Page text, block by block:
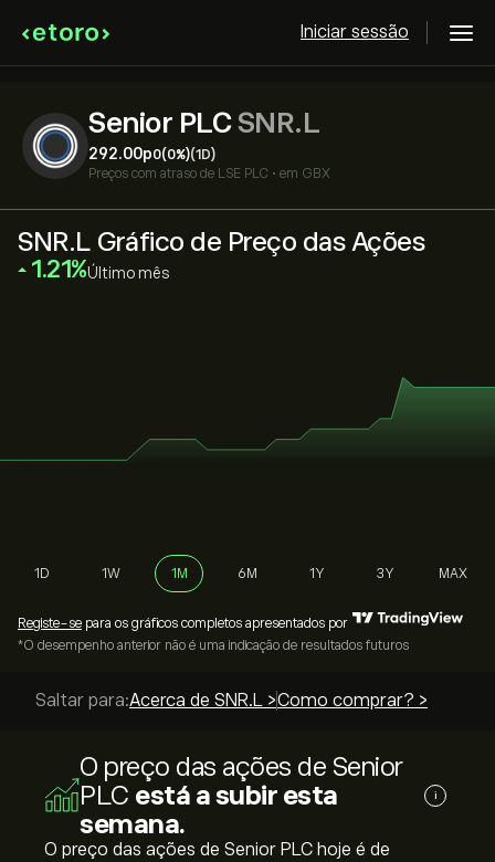
Iniciar sessão
Senior PLCSNR.L
292.00‎p‎0(0%)(1D)
Preços com atraso de LSE PLC • em GBX
SNR.L Gráfico de Preço das Ações
‎1.21‎ Último mês
1D 1W 1M 6M 1Y 3Y MAX
Registe-se para os gráficos completos apresentados por
*O desempenho anterior não é uma indicação de resultados futuros
Saltar para:Acerca de SNR.L >Como comprar? >
O preço das ações de Senior
PLC está a subir esta
semana.
i
O preço das ações de Senior PLC hoje é de